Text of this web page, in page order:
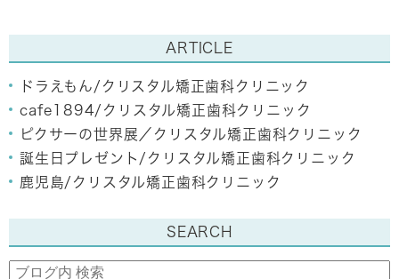
ARTICLE
ドラえもん/クリスタル矯正歯科クリニック
cafe1894/クリスタル矯正歯科クリニック
ピクサーの世界展／クリスタル矯正歯科クリニック
誕生日プレゼント/クリスタル矯正歯科クリニック
鹿児島/クリスタル矯正歯科クリニック
SEARCH